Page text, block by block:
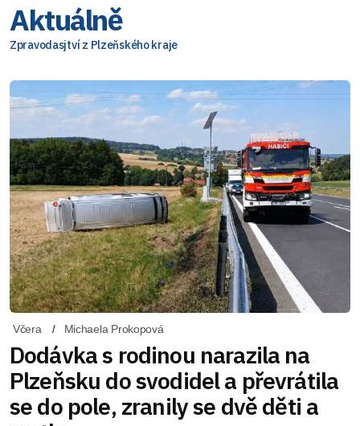
Aktuálně
Zpravodasjtví z Plzeňského kraje
Včera Michaela Prokopová
Dodávka s rodinou narazila na
Plzeňsku do svodidel a převrátila
se do pole, zranily se dvě děti a